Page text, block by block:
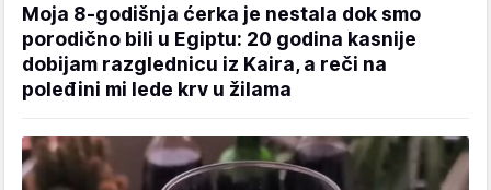
Moja 8-godišnja ćerka je nestala dok smo
porodično bili u Egiptu: 20 godina kasnije
dobijam razglednicu iz Kaira, a reči na
poleđini mi lede krv u žilama